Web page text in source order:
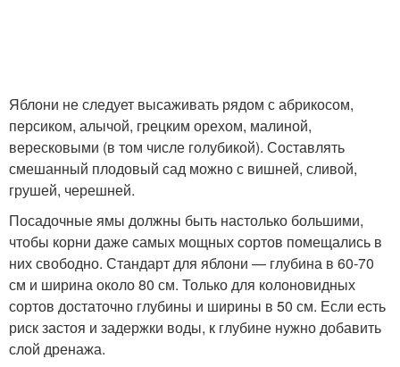
Яблони не следует высаживать рядом с абрикосом,
персиком, алычой, грецким орехом, малиной,
вересковыми (в том числе голубикой). Составлять
смешанный плодовый сад можно с вишней, сливой,
грушей, черешней.
Посадочные ямы должны быть настолько большими,
чтобы корни даже самых мощных сортов помещались в
них свободно. Стандарт для яблони — глубина в 60-70
см и ширина около 80 см. Только для колоновидных
сортов достаточно глубины и ширины в 50 см. Если есть
риск застоя и задержки воды, к глубине нужно добавить
слой дренажа.